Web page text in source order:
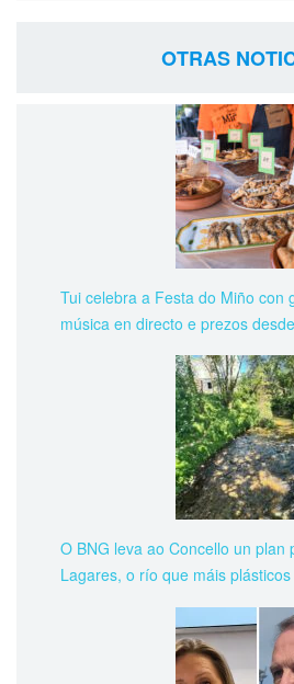
OTRAS
Tui celebra a Festa do Miño con
música en directo e prezos
O BNG leva ao Concello un plan
Lagares, o río que máis